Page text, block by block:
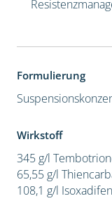
Formulierung
Wirkstoff
345 g/l
65,55 g/l
108,1 g/l